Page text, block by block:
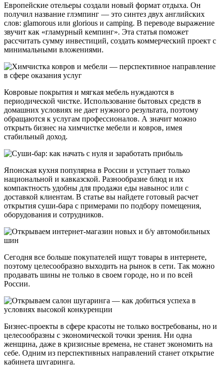
Европейские отельеры создали новый формат отдыха. Он
получил название глэмпинг — это синтез двух английских
слов: glamorous или glorious и camping. В переводе выражение
звучит как «гламурный кемпинг». Эта статья поможет
рассчитать сумму инвестиций, создать коммерческий проект с
минимальными вложениями.
Ковровые покрытия и мягкая мебель нуждаются в
периодической чистке. Использование бытовых средств в
домашних условиях не дает нужного результата, поэтому
обращаются к услугам профессионалов. А значит можно
открыть бизнес на химчистке мебели и ковров, имея
стабильный доход.
Японская кухня популярна в России и уступает только
национальной и кавказской. Разнообразие блюд и их
компактность удобны для продажи еды навынос или с
доставкой клиентам. В статье вы найдете готовый расчет
открытия суши-бара с примерами по подбору помещения,
оборудования и сотрудников.
Сегодня все больше покупателей ищут товары в интернете,
поэтому целесообразно выходить на рынок в сети. Так можно
продавать шины не только в своем городе, но и по всей
России.
Бизнес-проекты в сфере красоты не только востребованы, но и
целесообразны с экономической точки зрения. Ни одна
женщина, даже в кризисные времена, не станет экономить на
себе. Одним из перспективных направлений станет открытие
кабинета шугаринга.